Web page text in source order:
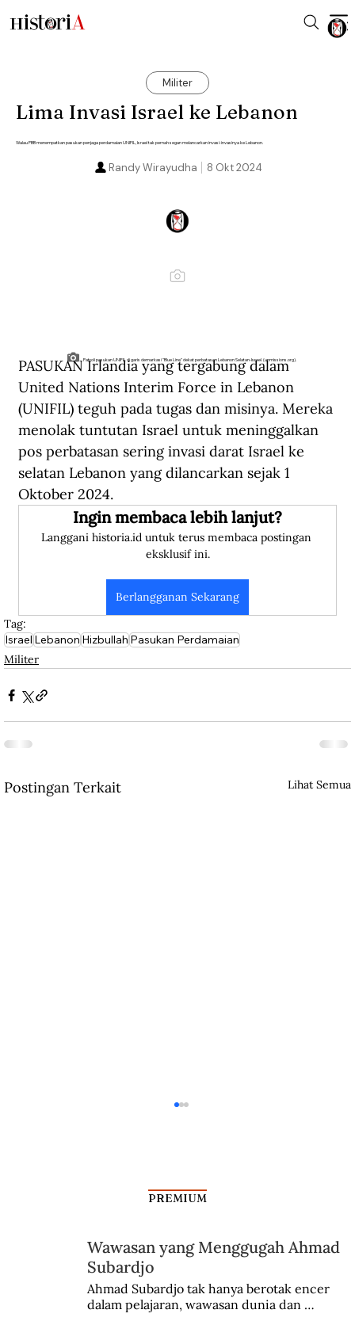
Militer
Lima Invasi Israel ke Lebanon
Walau PBB menempatkan pasukan penjaga perdamaian UNIFIL, Israel tak pernah segan melancarkan invasi-invasinya ke Lebanon.
8 Okt 2024
Randy Wirayudha
Patroli pasukan UNIFIL di garis demarkasi "Blue Line" dekat perbatasan Lebanon Selatan-Israel. (unmissions.org).
PASUKAN Irlandia yang tergabung dalam
United Nations Interim Force in Lebanon
(UNIFIL) teguh pada tugas dan misinya. Mereka
menolak tuntutan Israel untuk meninggalkan
pos perbatasan sering invasi darat Israel ke
selatan Lebanon yang dilancarkan sejak 1
Oktober 2024.
Ingin membaca lebih lanjut?
Langgani historia.id untuk terus membaca postingan
eksklusif ini.
Berlangganan Sekarang
Tag:
IsraelLebanonHizbullahPasukan Perdamaian
Militer
Postingan Terkait Lihat Semua
Aksi-aksi Zionis Israel Menodai Masjid
Al-Aqsa
PREMIUM
Wawasan yang Menggugah Ahmad
Subardjo
Ahmad Subardjo tak hanya berotak encer
dalam pelajaran, wawasan dunia dan